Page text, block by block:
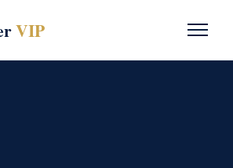
VIP